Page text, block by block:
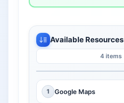
Available Resources
4 items
1 Google Maps